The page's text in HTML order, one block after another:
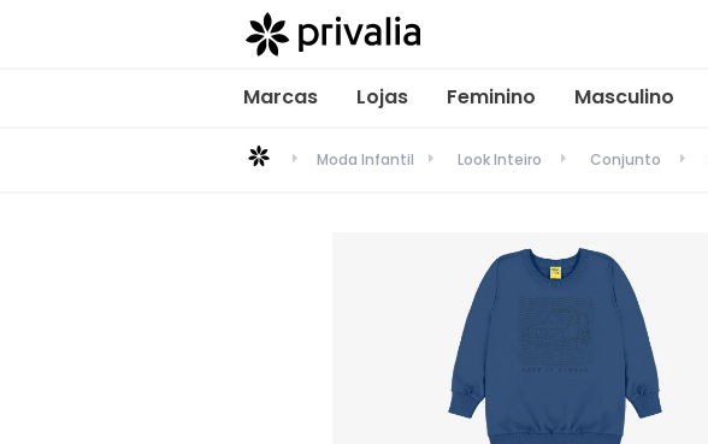
Marcas Lojas Feminino Masculino
Moda Infantil Look Inteiro Conjunto